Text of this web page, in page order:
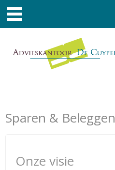
Sparen & Beleggen
Onze visie